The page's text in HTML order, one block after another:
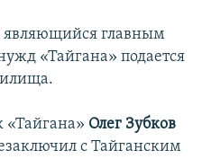
являющийся главным
«Тайгана» подается
«Тайгана» Олег Зубков
с Тайганским